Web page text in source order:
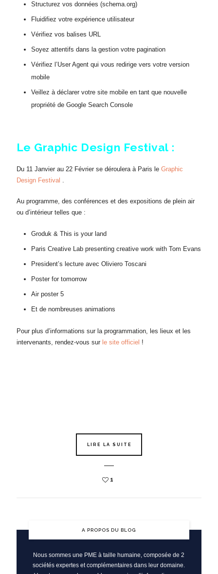
Structurez vos données (schema.org)
Fluidifiez votre expérience utilisateur
Vérifiez vos balises URL
Soyez attentifs dans la gestion votre pagination
Vérifiez l’User Agent qui vous redirige vers votre version
mobile
Veillez à déclarer votre site mobile en tant que nouvelle
propriété de Google Search Console
Le Graphic Design Festival :
Du 11 Janvier au 22 Février se déroulera à Paris le Graphic
Design Festival .
Au programme, des conférences et des expositions de plein air
ou d’intérieur telles que :
Groduk & This is your land
Paris Creative Lab presenting creative work with Tom Evans
President’s lecture avec Oliviero Toscani
Poster for tomorrow
Air poster 5
Et de nombreuses animations
Pour plus d’informations sur la programmation, les lieux et les
intervenants, rendez-vous sur le site officiel !
LIRE LA SUITE
1
A PROPOS DU BLOG
Nous sommes une PME à taille humaine, composée de 2
sociétés expertes et complémentaires dans leur domaine.